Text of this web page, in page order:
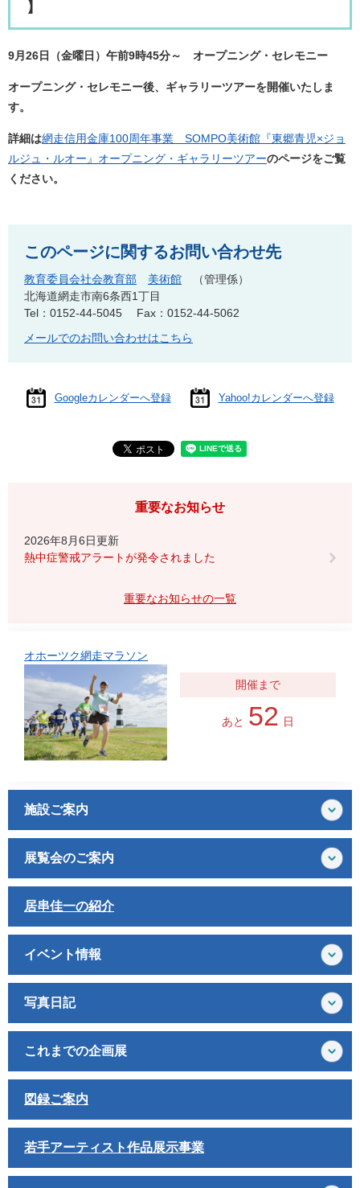
】​
9月26日（金曜日）午前9時45分～ オープニング・セレモニー​
オープニング・セレモニー後、ギャラリーツアーを開催いたしま
す。
詳細は網走信用金庫100周年事業 SOMPO美術館『東郷青児×ジョ
ルジュ・ルオー』オープニング・ギャラリーツアーのページをご覧
ください。
このページに関するお問い合わせ先
教育委員会社会教育部 美術館
管理係
北海道網走市南6条西1丁目
Tel：0152-44-5045
Fax：0152-44-5062
メールでのお問い合わせはこちら
Googleカレンダーへ登録 Yahoo!カレンダーへ登録
重要なお知らせ
2026年8月6日更新
熱中症警戒アラートが発令されました
重要なお知らせの一覧
オホーツク網走マラソン
あと 52 日
施設ご案内
展覧会のご案内
居串佳一の紹介
イベント情報
写真日記
これまでの企画展
図録ご案内
若手アーティスト作品展示事業